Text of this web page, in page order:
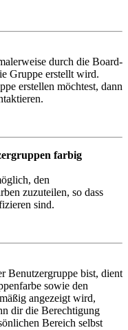
durch die Board-
Gruppe erstellt wird.
erstellen möchtest, dann
farbig
den
zuzuteilen, so dass
sind.
Benutzergruppe bist, dient
sowie den
angezeigt wird,
dir die Berechtigung
Bereich selbst